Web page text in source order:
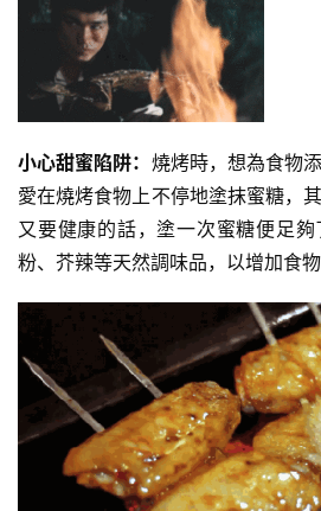
練
劃
瑜
伽
身
視
小心甜蜜陷阱： 燒烤時，想為食物
愛在燒烤食物上不停地塗抹蜜糖，
又要健康的話，塗一次蜜糖便足
粉、芥辣等天然調味品，以增加食物